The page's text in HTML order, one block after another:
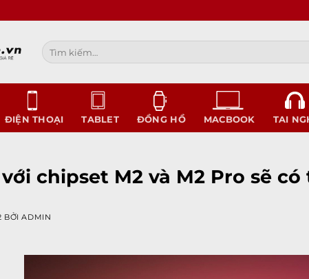
Tìm
kiếm:
ĐIỆN THOẠI TABLET ĐỒNG HỒ MACBOOK TAI
chipset M2 và M2 Pro sẽ
BỞIADMIN